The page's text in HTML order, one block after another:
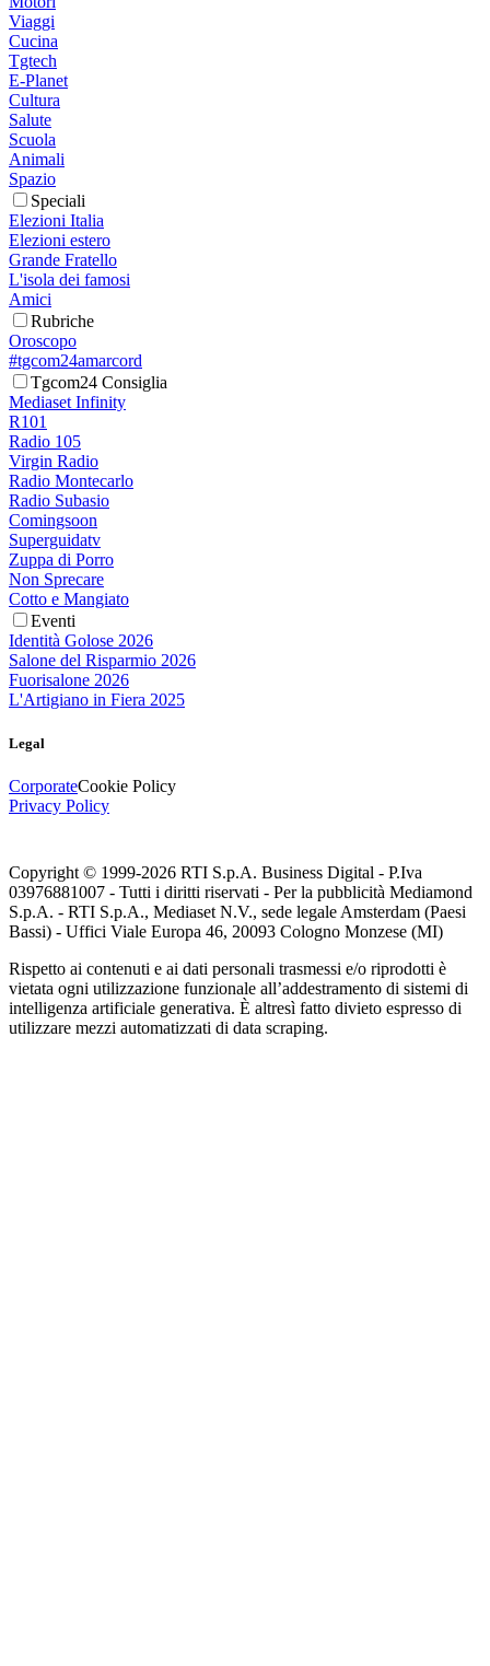
Viaggi
Cucina
Tgtech
E-Planet
Cultura
Salute
Scuola
Animali
Spazio
Speciali
Elezioni Italia
Elezioni estero
Grande Fratello
L'isola dei famosi
Amici
Rubriche
Oroscopo
#tgcom24amarcord
Tgcom24 Consiglia
Mediaset Infinity
R101
Radio 105
Virgin Radio
Radio Montecarlo
Radio Subasio
Comingsoon
Superguidatv
Zuppa di Porro
Non Sprecare
Cotto e Mangiato
Eventi
Identità Golose 2026
Salone del Risparmio 2026
Fuorisalone 2026
L'Artigiano in Fiera 2025
Legal
CorporateCookie Policy
Privacy Policy
Copyright © 1999-2026 RTI S.p.A. Business Digital - P.Iva
03976881007 - Tutti i diritti riservati - Per la pubblicità Mediamond
S.p.A. - RTI S.p.A., Mediaset N.V., sede legale Amsterdam (Paesi
Bassi) - Uffici Viale Europa 46, 20093 Cologno Monzese (MI)
Rispetto ai contenuti e ai dati personali trasmessi e/o riprodotti è
vietata ogni utilizzazione funzionale all’addestramento di sistemi di
intelligenza artificiale generativa. È altresì fatto divieto espresso di
utilizzare mezzi automatizzati di data scraping.